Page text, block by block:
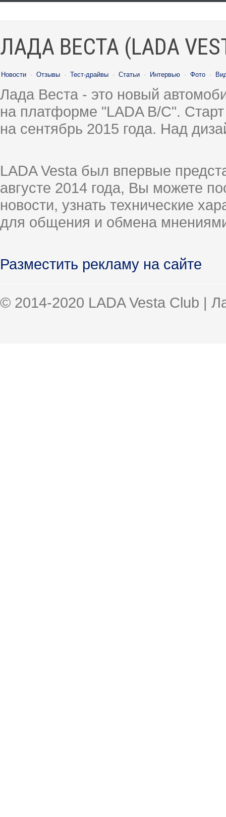
ЛАДА ВЕСТА (LADA
Новости · Отзывы · Тест-драйвы · Статьи · Интервью · Фото ·
Лада Веста - это новый
на платформе "LADA B/C".
на сентябрь 2015 года. Над
LADA Vesta был впервые
августе 2014 года, Вы можете
новости, узнать технические
для общения и обмена
Разместить рекламу на сайте
© 2014-2020 LADA Vesta Club |